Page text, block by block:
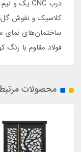
کلاسیک و نقوش
ساختمان‌های
فولاد مقاوم با
محصولات